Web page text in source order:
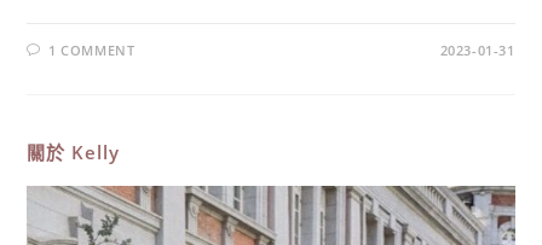
1 COMMENT 2023-01-31
關於 Kelly